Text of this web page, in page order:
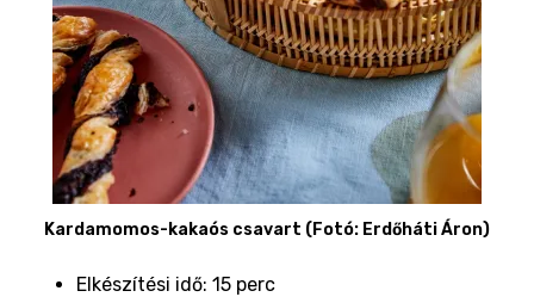
Kardamomos-kakaós csavart (Fotó: Erdőháti Áron)
Elkészítési idő: 15 perc